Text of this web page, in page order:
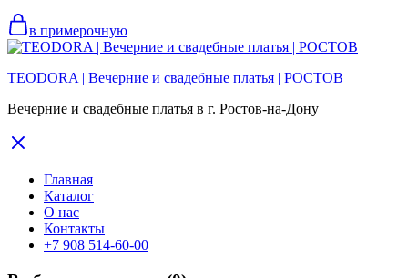
в примерочную
TEODORA | Вечерние и свадебные платья | РОСТОВ
Вечерние и свадебные платья в г. Ростов-на-Дону
Главная
Каталог
О нас
Контакты
+7 908 514-60-00